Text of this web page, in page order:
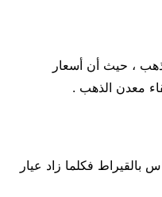
، حيث أن أسعار
معدن الذهب .
بالقيراط فكلما زاد عيار